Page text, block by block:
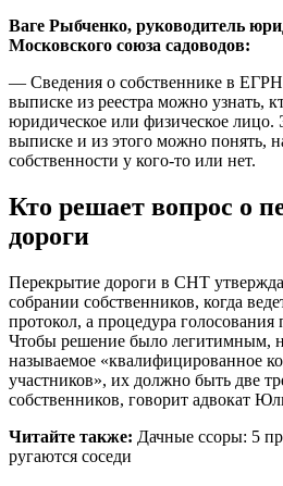
Ваге Рыбченко, руководитель
Московского союза садоводов:
— Сведения о собственнике в
выписке из реестра можно узнать,
юридическое или физическое лицо.
выписке и из этого можно понять,
собственности у кого-то или нет.
Кто решает вопрос о
дороги
Перекрытие дороги в СНТ
собрании собственников, когда
протокол, а процедура голосования
Чтобы решение было легитимным,
называемое «квалифицированное
участников», их должно быть две
собственников, говорит адвокат
Читайте также: Дачные ссоры: 5
ругаются соседи